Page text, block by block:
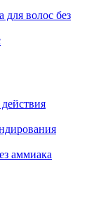
для волос без
аммиака